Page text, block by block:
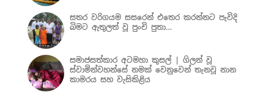
සතර වරිගයම සසරෙන් එතෙර කරන්නට පැවිදි
බිමට ඇතුලත් වූ පුංචි පුතා…
සමාජසත්කාර අටමහා කුසල් | ගිලන් වූ
ස්වාමින්වහන්සේ නමක් වෙනුවෙන් තැනවූ නාන
කාමරය සහ වැසිකිළිය